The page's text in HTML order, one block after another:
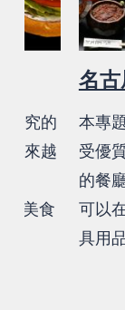
講究的
越來越
供美食
名
本專
受優
的餐廳
可以
具用